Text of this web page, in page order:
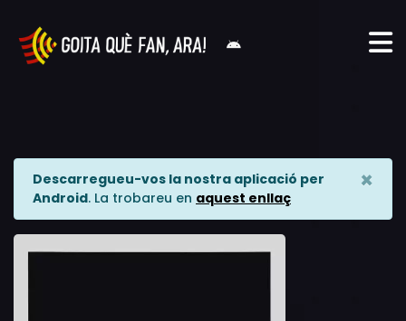
Descarregueu-vos la nostra aplicació per
Android. La trobareu en aquest enllaç
×